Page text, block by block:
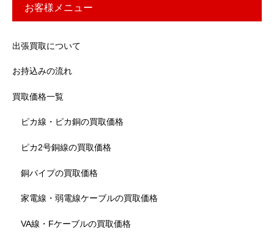
お客様メニュー
出張買取について
お持込みの流れ
買取価格一覧
ピカ線・ピカ銅の買取価格
ピカ2号銅線の買取価格
銅パイプの買取価格
家電線・弱電線ケーブルの買取価格
VA線・Fケーブルの買取価格